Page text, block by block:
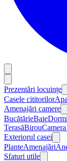
Prezentări locuințe
Casele cititorilor
Amenajări camere
BucătărieBaie
TerasăBirou
Exteriorul casei
PlanteAmenajări
Sfaturi utile